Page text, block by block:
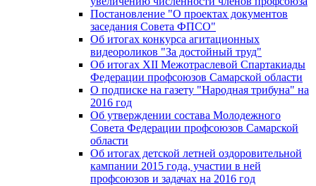
Постановление "О проектах документов
заседания Совета ФПСО"
Об итогах конкурса агитационных
видеороликов "За достойный труд"
Об итогах XII Межотраслевой Спартакиады
Федерации профсоюзов Самарской области
О подписке на газету "Народная трибуна" на
2016 год
Об утверждении состава Молодежного
Совета Федерации профсоюзов Самарской
области
Об итогах детской летней оздоровительной
кампании 2015 года, участии в ней
профсоюзов и задачах на 2016 год